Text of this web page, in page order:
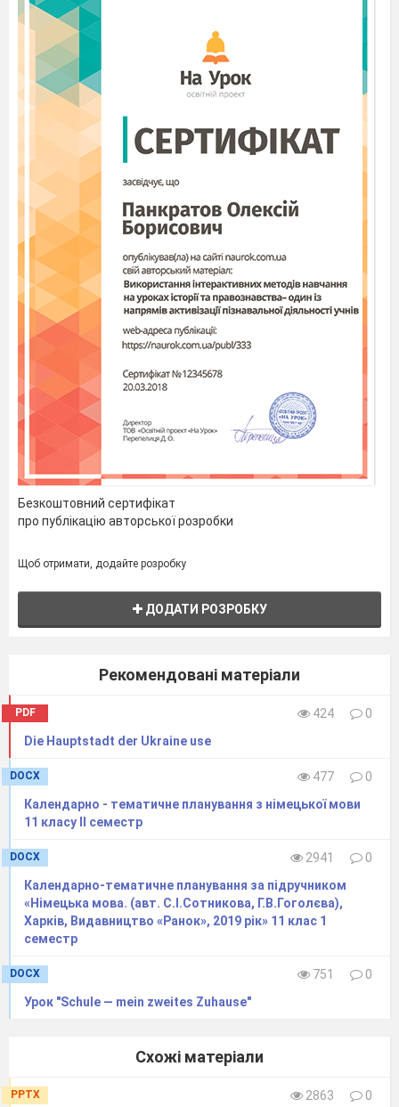
Безкоштовний сертифікат
про публікацію авторської розробки
Щоб отримати, додайте розробку
ДОДАТИ РОЗРОБКУ
Рекомендовані матеріали
PDF 424
0
Die Hauptstadt der Ukraine use
DOCX 477
0
Календарно - тематичне планування з німецької мови
11 класу IІ семестр
DOCX 2941
0
Календарно-тематичне планування за підручником
«Німецька мова. (авт. С.І.Сотникова, Г.В.Гоголєва),
Харків, Видавництво «Ранок», 2019 рік» 11 клас 1
семестр
DOCX 751
0
Урок "Schule — mein zweites Zuhause"
Схожі матеріали
PPTX 2863
0